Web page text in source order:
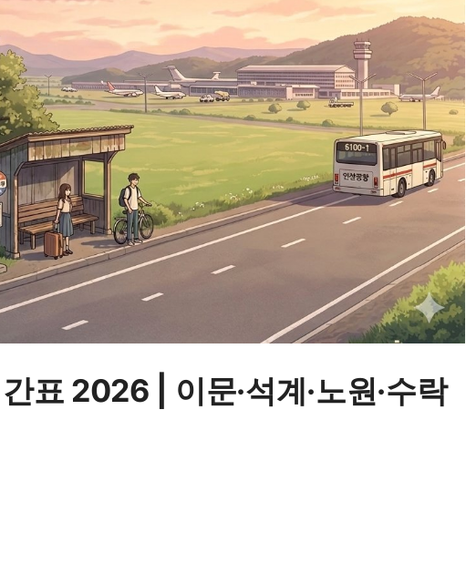
표 2026 | 이문·석계·노원·수락